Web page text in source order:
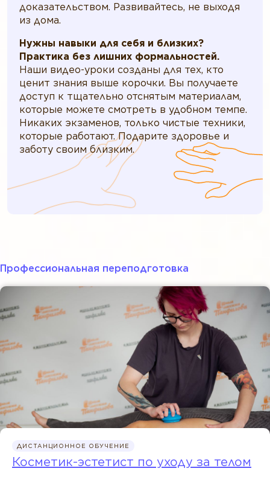
доказательством. Развивайтесь, не выходя
из дома.
Нужны навыки для себя и близких?
Практика без лишних формальностей.
Наши видео-уроки созданы для тех, кто
ценит знания выше корочки. Вы получаете
доступ к тщательно отснятым материалам,
которые можете смотреть в удобном темпе.
Никаких экзаменов, только чистые техники,
которые работают. Подарите здоровье и
заботу своим близким.
Профессиональная переподготовка
ДИСТАНЦИОННОЕ ОБУЧЕНИЕ
Косметик-эстетист по уходу за телом